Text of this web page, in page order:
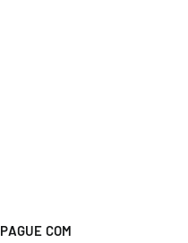
PAGUE COM